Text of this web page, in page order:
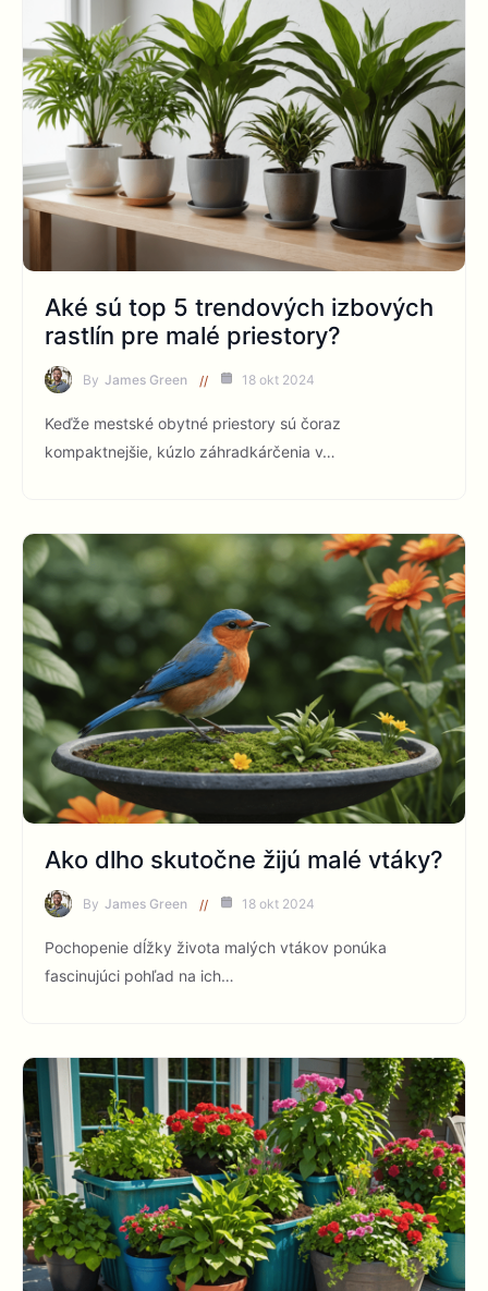
Aké sú top 5 trendových izbových
rastlín pre malé priestory?
By James Green 18 okt 2024
Keďže mestské obytné priestory sú čoraz
kompaktnejšie, kúzlo záhradkárčenia v…
Ako dlho skutočne žijú malé vtáky?
By James Green 18 okt 2024
Pochopenie dĺžky života malých vtákov ponúka
fascinujúci pohľad na ich…